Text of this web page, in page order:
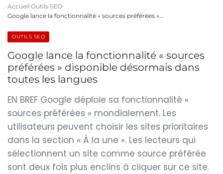
Accueil Outils SEO
Google lance la fonctionnalité « sources préférées »…
OUTILS SEO
Google lance la fonctionnalité « sources
préférées » disponible désormais dans
toutes les langues
EN BREF Google déploie sa fonctionnalité «
sources préférées » mondialement. Les
utilisateurs peuvent choisir les sites prioritaires
dans la section « À la une ». Les lecteurs qui
sélectionnent un site comme source préférée
sont deux fois plus enclins à cliquer sur ce site.